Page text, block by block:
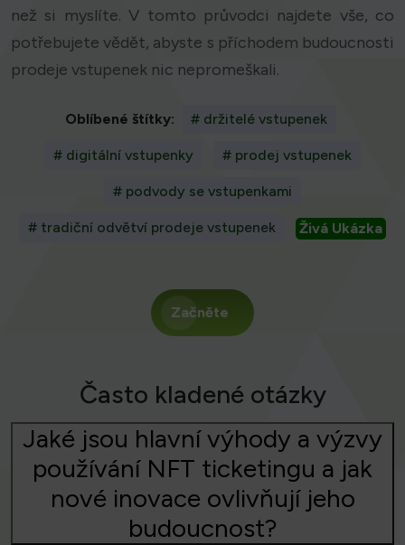
než si myslíte. V tomto průvodci najdete vše, co
potřebujete vědět, abyste s příchodem budoucnosti
prodeje vstupenek nic nepromeškali.
Oblíbené štítky: # držitelé vstupenek
# digitální vstupenky # prodej vstupenek
# podvody se vstupenkami
# tradiční odvětví prodeje vstupenek Živá Ukázka
Začněte
Často kladené otázky
Jaké jsou hlavní výhody a výzvy
používání NFT ticketingu a jak
nové inovace ovlivňují jeho
budoucnost?